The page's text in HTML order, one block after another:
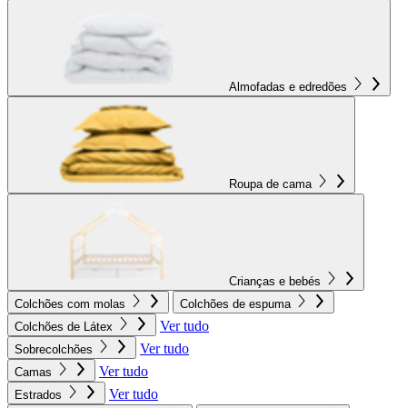
Almofadas e edredões
Roupa de cama
Crianças e bebés
Colchões com molas
Colchões de espuma
Colchões de Látex
Ver tudo
Sobrecolchões Ver tudo
Camas Ver tudo
Estrados Ver tudo